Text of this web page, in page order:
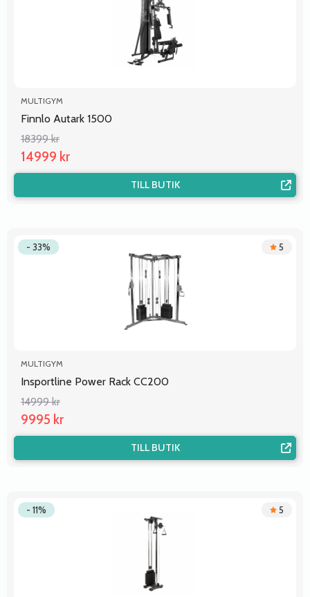
MULTIGYM
Finnlo Autark 1500
18399 kr
14999 kr
TILL BUTIK
- 33% 5
MULTIGYM
Insportline Power Rack CC200
14999 kr
9995 kr
TILL BUTIK
- 11% 5